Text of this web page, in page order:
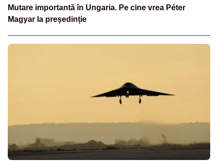
Mutare importantă în Ungaria. Pe cine vrea Péter
Magyar la președinție